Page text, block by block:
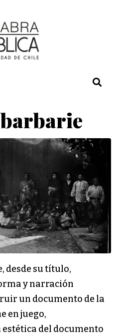
desde su título​,​
y narración
un documento de la
en juego​,
del documento